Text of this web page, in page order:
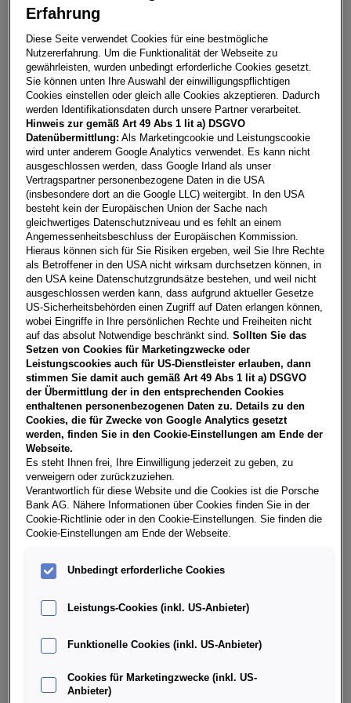
Ibiza Reference Edition 1.0 80PS
8280 Fuerstenfeld
Leasing Kredit
€85,11**
pro Monat
Laufzeit
60 Monate
pro Jahr
10.000 km
Eigenleistung
€6.500
Händler kontaktieren
Online-Abschluss anfragen
**Freibleibendes Musterangebot für Mietleasing inkl. USt,
NoVA, zzgl. gesetzl. Vertragsgebühr EUR 76,60 und
Bearbeitungskosten EUR 0,00. Ihr Verkaufsberater freut
sich darauf, Ihnen ein individuelles Angebot erstellen zu
können.
Teilen PDF herunterladen
Weitere Infos & Daten
Fahrzeugdaten
Ausstattung
Finanzierung über die Porsche Bank
Händlerinformation
Erfahrung
Diese Seite verwendet Cookies für eine bestmögliche
Nutzererfahrung. Um die Funktionalität der Webseite zu
gewährleisten, wurden unbedingt erforderliche Cookies gesetzt.
Sie können unten Ihre Auswahl der einwilligungspflichtigen
Cookies einstellen oder gleich alle Cookies akzeptieren. Dadurch
werden Identifikationsdaten durch unsere Partner verarbeitet.
Hinweis zur gemäß Art 49 Abs 1 lit a) DSGVO
Datenübermittlung: Als Marketingcookie und Leistungscookie
wird unter anderem Google Analytics verwendet. Es kann nicht
ausgeschlossen werden, dass Google Irland als unser
Vertragspartner personenbezogene Daten in die USA
(insbesondere dort an die Google LLC) weitergibt. In den USA
besteht kein der Europäischen Union der Sache nach
gleichwertiges Datenschutzniveau und es fehlt an einem
Angemessenheitsbeschluss der Europäischen Kommission.
Hieraus können sich für Sie Risiken ergeben, weil Sie Ihre Rechte
als Betroffener in den USA nicht wirksam durchsetzen können, in
den USA keine Datenschutzgrundsätze bestehen, und weil nicht
ausgeschlossen werden kann, dass aufgrund aktueller Gesetze
US-Sicherheitsbehörden einen Zugriff auf Daten erlangen können,
wobei Eingriffe in Ihre persönlichen Rechte und Freiheiten nicht
auf das absolut Notwendige beschränkt sind.Sollten Sie das
Setzen von Cookies für Marketingzwecke oder
Leistungscookies auch für US-Dienstleister erlauben, dann
stimmen Sie damit auch gemäß Art 49 Abs 1 lit a) DSGVO
der Übermittlung der in den entsprechenden Cookies
enthaltenen personenbezogenen Daten zu. Details zu den
Cookies, die für Zwecke von Google Analytics gesetzt
werden, finden Sie in den Cookie-Einstellungen am Ende der
Webseite.
Es steht Ihnen frei, Ihre Einwilligung jederzeit zu geben, zu
verweigern oder zurückzuziehen.
Verantwortlich für diese Website und die Cookies ist die Porsche
Bank AG. Nähere Informationen über Cookies finden Sie in der
Cookie-Richtlinie oder in den Cookie-Einstellungen. Sie finden die
Cookie-Einstellungen am Ende der Webseite.
Unbedingt erforderliche Cookies
Leistungs-Cookies (inkl. US-Anbieter)
Funktionelle Cookies (inkl. US-Anbieter)
Cookies für Marketingzwecke (inkl. US-
Anbieter)